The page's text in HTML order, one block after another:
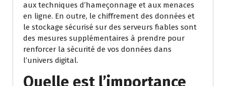
aux techniques d’hameçonnage et aux menaces
en ligne. En outre, le chiffrement des données et
le stockage sécurisé sur des serveurs fiables sont
des mesures supplémentaires à prendre pour
renforcer la sécurité de vos données dans
l’univers digital.
Quelle est l’importance